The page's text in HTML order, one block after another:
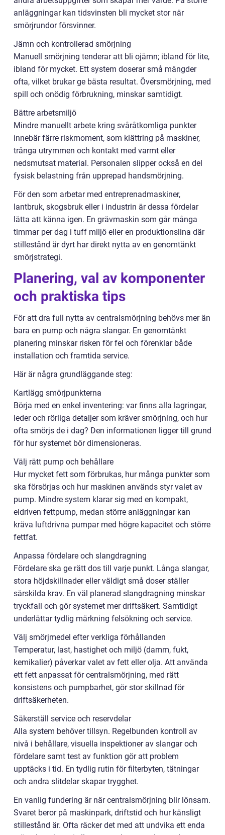
anläggningar kan tidsvinsten bli mycket stor när
smörjrundor försvinner.
Jämn och kontrollerad smörjning
Manuell smörjning tenderar att bli ojämn; ibland för lite,
ibland för mycket. Ett system doserar små mängder
ofta, vilket brukar ge bästa resultat. Översmörjning, med
spill och onödig förbrukning, minskar samtidigt.
Bättre arbetsmiljö
Mindre manuellt arbete kring svåråtkomliga punkter
innebär färre riskmoment, som klättring på maskiner,
trånga utrymmen och kontakt med varmt eller
nedsmutsat material. Personalen slipper också en del
fysisk belastning från upprepad handsmörjning.
För den som arbetar med entreprenadmaskiner,
lantbruk, skogsbruk eller i industrin är dessa fördelar
lätta att känna igen. En grävmaskin som går många
timmar per dag i tuff miljö eller en produktionslina där
stillestånd är dyrt har direkt nytta av en genomtänkt
smörjstrategi.
Planering, val av komponenter
och praktiska tips
För att dra full nytta av centralsmörjning behövs mer än
bara en pump och några slangar. En genomtänkt
planering minskar risken för fel och förenklar både
installation och framtida service.
Här är några grundläggande steg:
Kartlägg smörjpunkterna
Börja med en enkel inventering: var finns alla lagringar,
leder och rörliga detaljer som kräver smörjning, och hur
ofta smörjs de i dag? Den informationen ligger till grund
för hur systemet bör dimensioneras.
Välj rätt pump och behållare
Hur mycket fett som förbrukas, hur många punkter som
ska försörjas och hur maskinen används styr valet av
pump. Mindre system klarar sig med en kompakt,
eldriven fettpump, medan större anläggningar kan
kräva luftdrivna pumpar med högre kapacitet och större
fettfat.
Anpassa fördelare och slangdragning
Fördelare ska ge rätt dos till varje punkt. Långa slangar,
stora höjdskillnader eller väldigt små doser ställer
särskilda krav. En väl planerad slangdragning minskar
tryckfall och gör systemet mer driftsäkert. Samtidigt
underlättar tydlig märkning felsökning och service.
Välj smörjmedel efter verkliga förhållanden
Temperatur, last, hastighet och miljö (damm, fukt,
kemikalier) påverkar valet av fett eller olja. Att använda
ett fett anpassat för centralsmörjning, med rätt
konsistens och pumpbarhet, gör stor skillnad för
driftsäkerheten.
Säkerställ service och reservdelar
Alla system behöver tillsyn. Regelbunden kontroll av
nivå i behållare, visuella inspektioner av slangar och
fördelare samt test av funktion gör att problem
upptäcks i tid. En tydlig rutin för filterbyten, tätningar
och andra slitdelar skapar trygghet.
En vanlig fundering är när centralsmörjning blir lönsam.
Svaret beror på maskinpark, driftstid och hur känsligt
stillestånd är. Ofta räcker det med att undvika ett enda